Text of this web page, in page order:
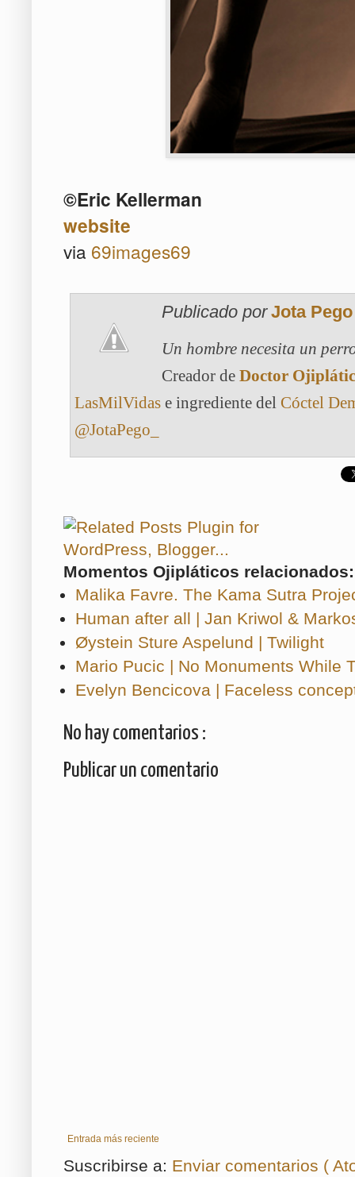
©Eric Kellerman
website
via 69images69
Publicado por Jota Pego
Un hombre necesita un
Creador de Doctor
LasMilVidas e ingrediente del Cóctel
@JotaPego_
Momentos Ojipláticos relacionados:
Malika Favre. The Kama Sutra
Human after all | Jan Kriwol &
Øystein Sture Aspelund | Twilight
Mario Pucic | No Monuments While
Evelyn Bencicova | Faceless
No hay comentarios :
Publicar un comentario
Entrada más reciente
Suscribirse a: Enviar comentarios (